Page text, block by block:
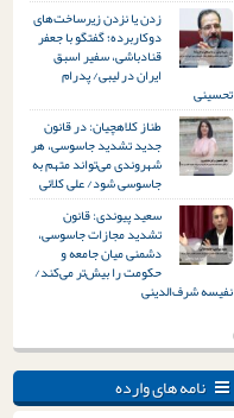
زدن یا نزدن زیرساخت‌های
دوکاربرده؛ گفتگو با جعفر
قنادباشی، سفیر اسبق
ایران در لیبی/ پدرام
تحسینی
طناز کلاهچیان: در قانون
جدید تشدید جاسوسی، هر
شهروندی می‌تواند متهم به
جاسوسی شود/ علی کلائی
سعید پیوندی: قانون
تشدید مجازات جاسوسی،
دشمنی میان جامعه و
حکومت را بیش‌تر می‌کند/
نفیسه شرف‌الدینی
نامه های وارده